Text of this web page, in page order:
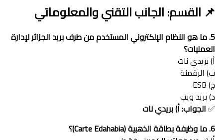
📌 القسم: الجانب التقني والمعلوماتي
5. ما هو النظام الإلكتروني المستخدم من طرف بريد الجزائر لإدارة
العمليات؟
أ) بريدي نات
ب) الرقمنة
ج) ESB
د) بريد ويب
✅الجواب: أ) بريدي نات
6. ما وظيفة بطاقة الذهبية (Carte Edahabia)؟